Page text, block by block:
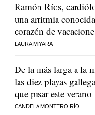
Ramón Ríos,
una arritmia
corazón de
LAURA MIYARA
De la más larga a la
las diez playas
que pisar este verano
CANDELA MONTERO RÍO